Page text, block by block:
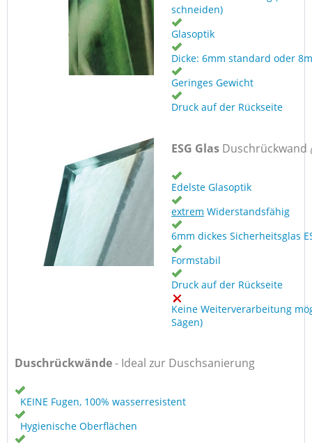
schneiden)
Glasoptik
Dicke: 6mm standard oder
Geringes Gewicht
Druck auf der Rückseite
ESG Glas Duschrückwand
Edelste Glasoptik
extrem Widerstandsfähig
6mm dickes Sicherheitsglas
Formstabil
Druck auf der Rückseite
Keine Weiterverarbeitung
Sägen)
Duschrückwände- Ideal zur Duschsanierung
KEINE Fugen, 100% wasserresistent
Hygienische Oberflächen